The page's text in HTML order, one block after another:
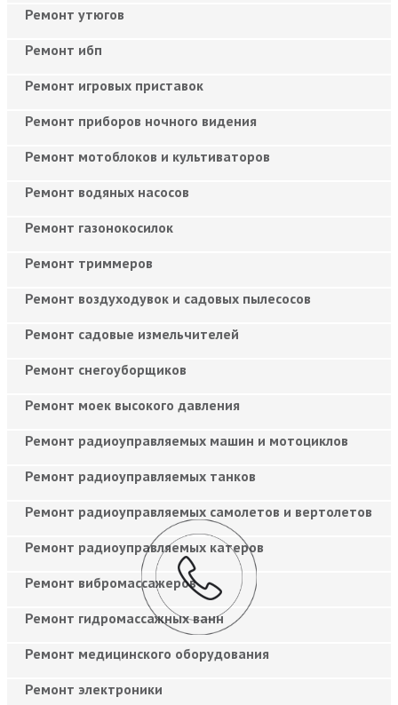
Ремонт утюгов
Ремонт ибп
Ремонт игровых приставок
Ремонт приборов ночного видения
Ремонт мотоблоков и культиваторов
Ремонт водяных насосов
Ремонт газонокосилок
Ремонт триммеров
Ремонт воздуходувок и садовых пылесосов
Ремонт садовые измельчителей
Ремонт снегоуборщиков
Ремонт моек высокого давления
Ремонт радиоуправляемых машин и мотоциклов
Ремонт радиоуправляемых танков
Ремонт радиоуправляемых самолетов и вертолетов
Ремонт радиоуправляемых катеров
Ремонт вибромассажеров
Ремонт гидромассажных ванн
Ремонт медицинского оборудования
Ремонт электроники